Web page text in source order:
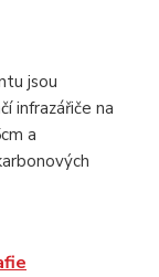
jsou
infrazářiče na
a